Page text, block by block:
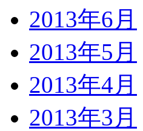
2013年6月
2013年5月
2013年4月
2013年3月